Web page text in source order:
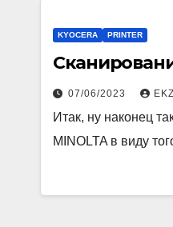
KYOCERA PRINTER
07/06/2023
Итак, ну наконец
MINOLTA в виду